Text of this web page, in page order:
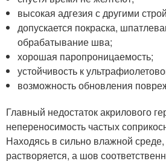
высокая адгезия с другими
допускается покраска,
обрабатывание шва;
хорошая паропроницаемость;
устойчивость к
возможность обновления
Главный недостаток акрилового
непереносимость частых
Находясь в сильно влажной
растворяется, а шов